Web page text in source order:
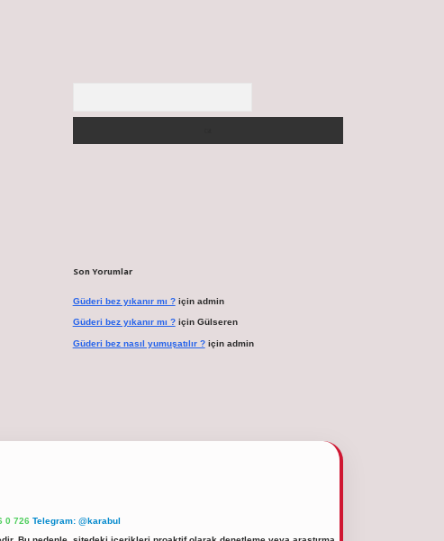
Son Yorumlar
Güderi bez yıkanır mı ?için admin
Güderi bez yıkanır mı ?için Gülseren
Güderi bez nasıl yumuşatılır ?için admin
0 726 Telegram: @karabul